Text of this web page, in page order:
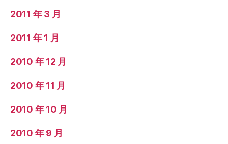
2011 年 3 月
2011 年 1 月
2010 年 12 月
2010 年 11 月
2010 年 10 月
2010 年 9 月